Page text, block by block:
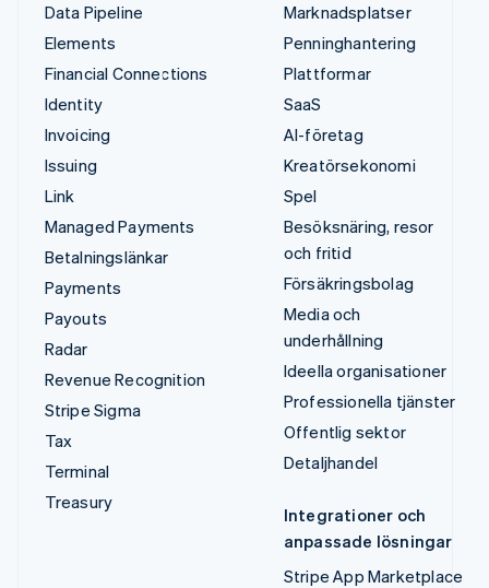
Data Pipeline
Elements
Financial Connections
Identity
Invoicing
Issuing
Link
Managed Payments
Betalningslänkar
Payments
Payouts
Radar
Revenue Recognition
Stripe Sigma
Tax
Terminal
Treasury
Marknadsplatser
Penninghantering
Plattformar
SaaS
AI-företag
Kreatörsekonomi
Spel
Besöksnäring, resor
och fritid
Försäkringsbolag
Media och
underhållning
Ideella organisationer
Professionella tjänster
Offentlig sektor
Detaljhandel
Integrationer och
anpassade lösningar
Stripe App Marketplace